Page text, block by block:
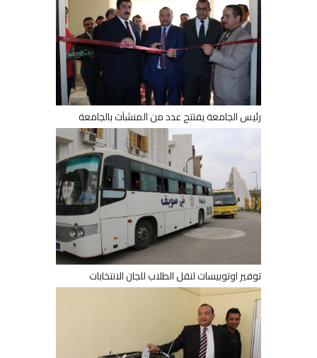
رئيس الجامعة يفتتح عدد من المنشآت بالجامعة
توفير اوتوبيسات لنقل الطلاب للجان الانتخابات